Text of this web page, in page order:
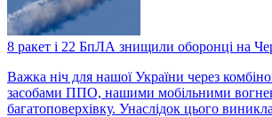
8 ракет і 22 БпЛА знищили оборонці на
Важка ніч для нашої України через
засобами ППО, нашими мобільними
багатоповерхівку. Унаслідок цього